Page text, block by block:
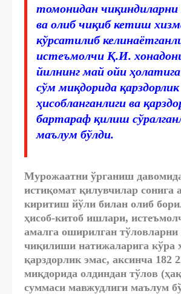
томонидан
ва олиб чиқиб кетиш
кўрсатилиб
истеъмолчи Қ.И.
йилнинг май ойи
сўм миқдорида қарздорлик
ҳисобланганлиги ва
бартараф қилиш
маълум бўлди.
Мурожаатни ўрганиш
истиқомат қилувчилар сонига
киритиш йўли билан олиб
ҳисоб-китоб ишлари,
амалга оширилган тўловларни
чиқилиши натижаларига кўра
қарздорлик эмас, аксинча 182
миқдорида олдиндан тўлов
суммаси мавжудлиги маълум